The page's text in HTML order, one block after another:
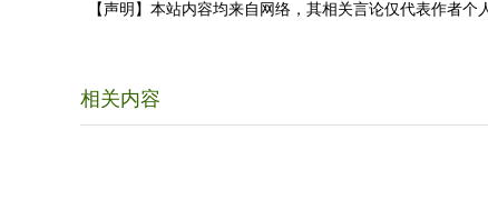
【声明】本站内容均来自网络，其相关言论仅代表作者
相关内容